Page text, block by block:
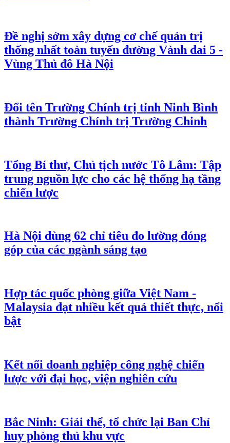
Đề nghị sớm xây dựng cơ chế quản trị
thống nhất toàn tuyến đường Vành đai 5 -
Vùng Thủ đô Hà Nội
Đổi tên Trường Chính trị tỉnh Ninh Bình
thành Trường Chính trị Trường Chinh
Tổng Bí thư, Chủ tịch nước Tô Lâm: Tập
trung nguồn lực cho các hệ thống hạ tầng
chiến lược
Hà Nội dùng 62 chỉ tiêu đo lường đóng
góp của các ngành sáng tạo
Hợp tác quốc phòng giữa Việt Nam -
Malaysia đạt nhiều kết quả thiết thực, nổi
bật
Kết nối doanh nghiệp công nghệ chiến
lược với đại học, viện nghiên cứu
Bắc Ninh: Giải thể, tổ chức lại Ban Chỉ
huy phòng thủ khu vực